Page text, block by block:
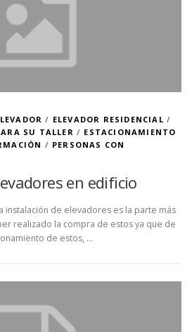
/ ELEVADOR RESIDENCIAL /
SU TALLER / ESTACIONAMIENTO
/ PERSONAS CON
en edificio
instalación de elevadores es la parte más
realizado la compra de estos ya que de
de estos, …